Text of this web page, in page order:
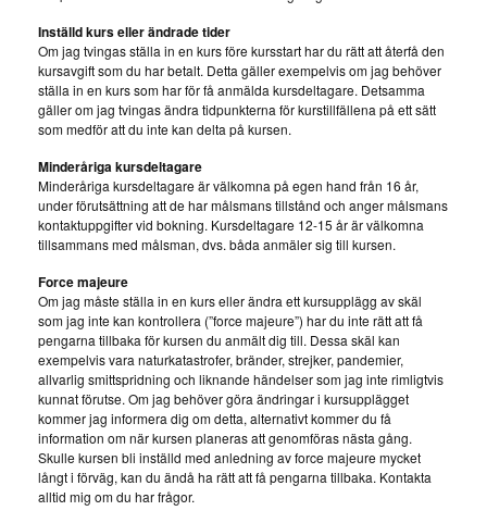
Inställd kurs eller ändrade tider
Om jag tvingas ställa in en kurs före kursstart har du rätt att återfå den
kursavgift som du har betalt. Detta gäller exempelvis om jag behöver
ställa in en kurs som har för få anmälda kursdeltagare. Detsamma
gäller om jag tvingas ändra tidpunkterna för kurstillfällena på ett sätt
som medför att du inte kan delta på kursen.
Minderåriga kursdeltagare
Minderåriga kursdeltagare är välkomna på egen hand från 16 år,
under förutsättning att de har målsmans tillstånd och anger målsmans
kontaktuppgifter vid bokning. Kursdeltagare 12-15 år är välkomna
tillsammans med målsman, dvs. båda anmäler sig till kursen.
Force majeure
Om jag måste ställa in en kurs eller ändra ett kursupplägg av skäl
som jag inte kan kontrollera (”force majeure”) har du inte rätt att få
pengarna tillbaka för kursen du anmält dig till. Dessa skäl kan
exempelvis vara naturkatastrofer, bränder, strejker, pandemier,
allvarlig smittspridning och liknande händelser som jag inte rimligtvis
kunnat förutse. Om jag behöver göra ändringar i kursupplägget
kommer jag informera dig om detta, alternativt kommer du få
information om när kursen planeras att genomföras nästa gång.
Skulle kursen bli inställd med anledning av force majeure mycket
långt i förväg, kan du ändå ha rätt att få pengarna tillbaka. Kontakta
alltid mig om du har frågor.